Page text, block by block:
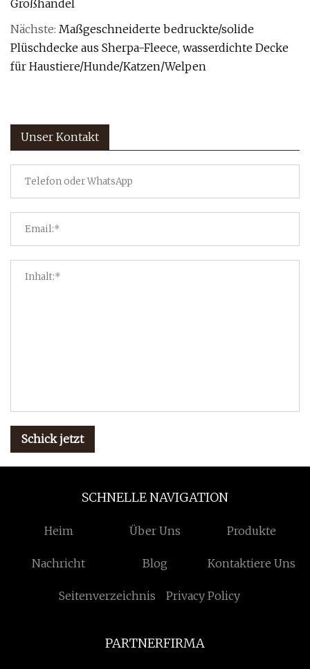
Großhandel
Nächste: Maßgeschneiderte bedruckte/solide
Plüschdecke aus Sherpa-Fleece, wasserdichte Decke
für Haustiere/Hunde/Katzen/Welpen
Unser Kontakt
Schick jetzt
SCHNELLE NAVIGATION
Heim Über Uns Produkte
Nachricht Blog Kontaktiere Uns
Seitenverzeichnis Privacy Policy
PARTNERFIRMA